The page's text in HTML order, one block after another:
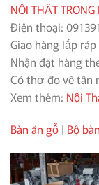
NỘI THẤT
Điện thoại:
Giao hàng lắp
Nhận đặt hàng
Có thợ đo vẽ tận
Xem thêm: Nội
Bàn ăn gỗ | Bộ